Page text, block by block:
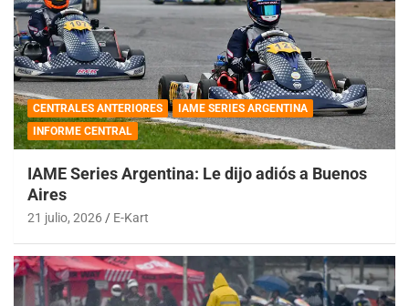
CENTRALES ANTERIORES
IAME SERIES ARGENTINA
INFORME CENTRAL
IAME Series Argentina: Le dijo adiós a Buenos
Aires
21 julio, 2026 E-Kart